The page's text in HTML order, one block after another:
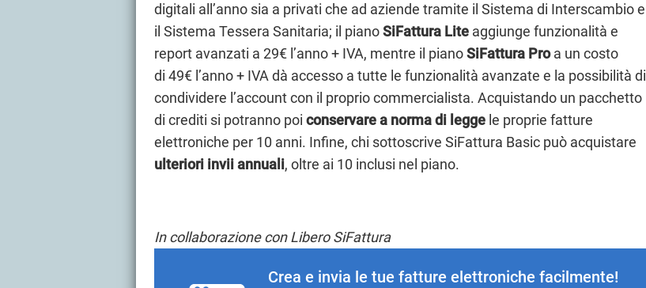
digitali all’anno sia a privati che ad aziende tramite il Sistema di Interscambio e
il Sistema Tessera Sanitaria; il pianoSiFattura Lite aggiunge funzionalità e
report avanzati a 29€ l’anno + IVA, mentre il pianoSiFattura Proa un costo
di 49€ l’anno + IVA dà accesso a tutte le funzionalità avanzate e la possibilità di
condividere l’account con il proprio commercialista. Acquistando un pacchetto
di crediti si potranno poi conservare a norma di legge le proprie fatture
elettroniche per 10 anni. Infine, chi sottoscrive SiFattura Basic può acquistare
ulteriori invii annuali, oltre ai 10 inclusi nel piano.
In collaborazione con Libero SiFattura
Crea e invia le tue fatture elettroniche facilmente!